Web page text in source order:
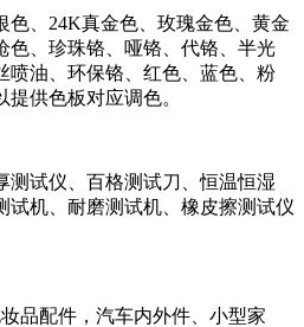
色、24K真金色、玫瑰金色、黄金
色、珍珠铬、哑铬、代铬、半光
喷油、环保铬、红色、蓝色、粉
供色板对应调色。
测试仪、百格测试刀、恒温恒湿
试机、耐磨测试机、橡皮擦测试仪
品配件，汽车内外件、小型家